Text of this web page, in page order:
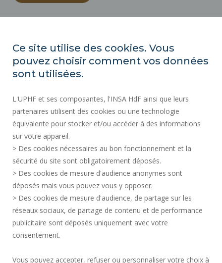
MAPA DEL SITIO
ACCESIBILIDAD
INFORMACIÓN LEGAL
CONTACTOS
SERVICIOS PÚBLICOS +
CRÉDITOS
DOY MI OPINIÓN
ACCESIBILIDAD: NO CONFORME
Ce site utilise des cookies. Vous
pouvez choisir comment vos données
sont utilisées.
L'UPHF et ses composantes, l'INSA HdF ainsi que leurs
partenaires utilisent des cookies ou une technologie
équivalente pour stocker et/ou accéder à des informations
sur votre appareil.
> Des cookies nécessaires au bon fonctionnement et la
sécurité du site sont obligatoirement déposés.
> Des cookies de mesure d'audience anonymes sont
déposés mais vous pouvez vous y opposer.
> Des cookies de mesure d'audience, de partage sur les
réseaux sociaux, de partage de contenu et de performance
publicitaire sont déposés uniquement avec votre
consentement.
Vous pouvez accepter, refuser ou personnaliser votre choix à